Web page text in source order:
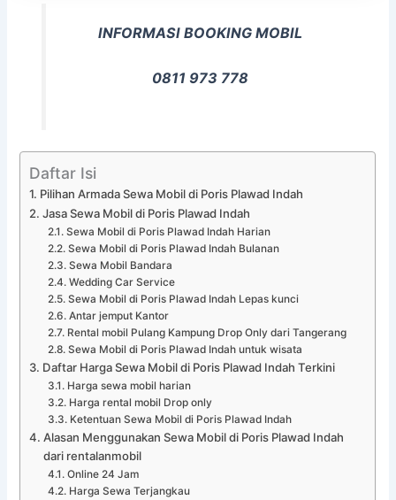
INFORMASI BOOKING MOBIL
0811 973 778
Daftar Isi
Pilihan Armada Sewa Mobil di Poris Plawad Indah
Jasa Sewa Mobil di Poris Plawad Indah
Sewa Mobil di Poris Plawad Indah Harian
Sewa Mobil di Poris Plawad Indah Bulanan
Sewa Mobil Bandara
Wedding Car Service
Sewa Mobil di Poris Plawad Indah Lepas kunci
Antar jemput Kantor
Rental mobil Pulang Kampung Drop Only dari Tangerang
Sewa Mobil di Poris Plawad Indah untuk wisata
Daftar Harga Sewa Mobil di Poris Plawad Indah Terkini
Harga sewa mobil harian
Harga rental mobil Drop only
Ketentuan Sewa Mobil di Poris Plawad Indah
Alasan Menggunakan Sewa Mobil di Poris Plawad Indah
dari rentalanmobil
Online 24 Jam
Harga Sewa Terjangkau